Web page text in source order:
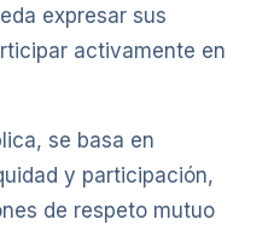
expresar sus
activamente en
se basa en
y participación,
de respeto mutuo